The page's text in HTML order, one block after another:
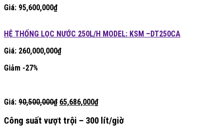
Giá: 95,600,000₫
HỆ THỐNG LỌC NƯỚC 250L/H MODEL: KSM –DT250CA
Giá: 260,000,000₫
Giảm -27%
Giá: 90,500,000₫ Giá
là:
65,686,000₫Giá
tại
Công suất vượt trội – 300 lít/giờ